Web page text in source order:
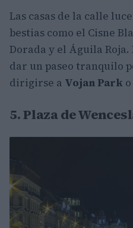
Las casas de la calle
bestias como el Cisne
Dorada y el Águila Roja.
dar un paseo tranquilo
dirigirse a Vojan Park o
5. Plaza de